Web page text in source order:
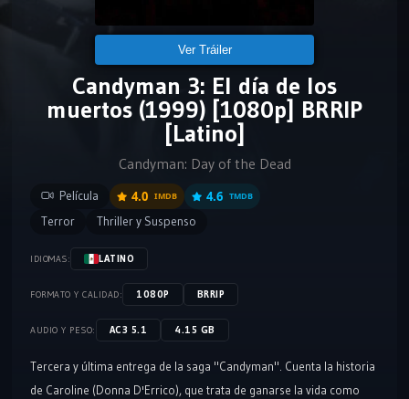
Ver Tráiler
Candyman 3: El día de los
muertos (1999) [1080p] BRRIP
[Latino]
Candyman: Day of the Dead
Película 4.0 IMDB 4.6 TMDB
Terror Thriller y Suspenso
IDIOMAS: LATINO
FORMATO Y CALIDAD: 1080P BRRIP
AUDIO Y PESO: AC3 5.1 4.15 GB
Tercera y última entrega de la saga "Candyman". Cuenta la historia
de Caroline (Donna D'Errico), que trata de ganarse la vida como